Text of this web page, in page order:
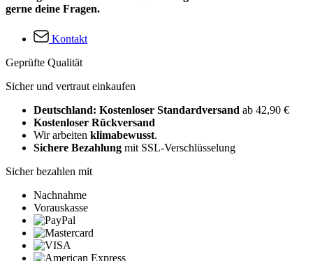
gerne deine Fragen.
Kontakt
Geprüfte Qualität
Sicher und vertraut einkaufen
Deutschland: Kostenloser Standardversand ab 42,90 €
Kostenloser Rückversand
Wir arbeiten klimabewusst.
Sichere Bezahlung mit SSL-Verschlüsselung
Sicher bezahlen mit
Nachnahme
Vorauskasse